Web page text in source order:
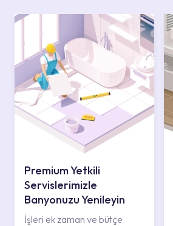
Premium Yetkili
Servislerimizle
Banyonuzu Yenileyin
İşleri ek zaman ve bütçe